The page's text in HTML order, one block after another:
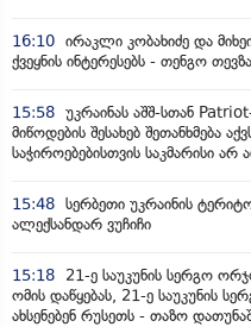
16:10 ირაკლი კობახიძე და
ქვეყნის ინტერესებს - თენგო
15:58 უკრაინას აშშ-სთან
მიწოდების შესახებ შეთანხმება
საჭიროებებისთვის საკმარისი
15:48 სერბეთი უკრაინის
ალექსანდარ ვუჩიჩი
15:18
21-ე საუკუნის სერგო
ომის დაწყებას, 21-ე საუკუნის
ახსენებენ რუსეთს - თაზო